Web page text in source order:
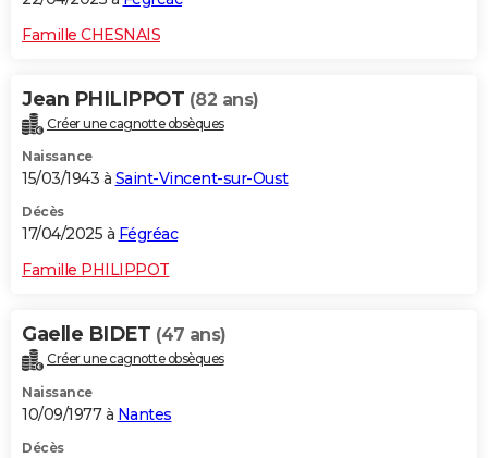
Famille CHESNAIS
Jean PHILIPPOT (82 ans)
Créer une cagnotte obsèques
Naissance
15/03/1943 à Saint-Vincent-sur-Oust
Décès
17/04/2025 à Fégréac
Famille PHILIPPOT
Gaelle BIDET (47 ans)
Créer une cagnotte obsèques
Naissance
10/09/1977 à Nantes
Décès